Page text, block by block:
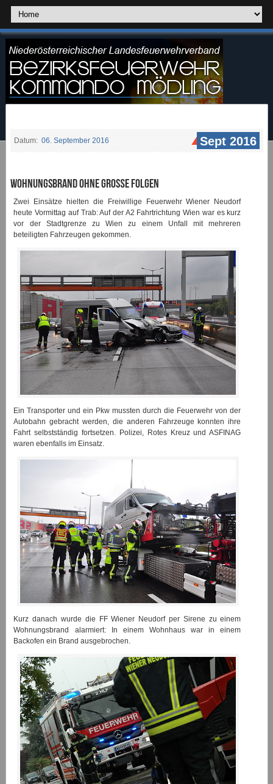
Datum: 06. September 2016 Sept 2016
Wohnungsbrand ohne große Folgen
Zwei Einsätze hielten die Freiwillige Feuerwehr Wiener Neudorf
heute Vormittag auf Trab: Auf der A2 Fahrtrichtung Wien war es kurz
vor der Stadtgrenze zu Wien zu einem Unfall mit mehreren
beteiligten Fahrzeugen gekommen.
Ein Transporter und ein Pkw mussten durch die Feuerwehr von der
Autobahn gebracht werden, die anderen Fahrzeuge konnten ihre
Fahrt selbstständig fortsetzen. Polizei, Rotes Kreuz und ASFINAG
waren ebenfalls im Einsatz.
Kurz danach wurde die FF Wiener Neudorf per Sirene zu einem
Wohnungsbrand alarmiert: In einem Wohnhaus war in einem
Backofen ein Brand ausgebrochen.